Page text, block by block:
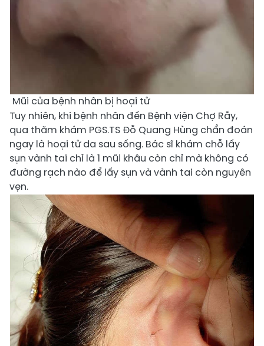
Mũi của bệnh nhân bị hoại tử
Tuy nhiên, khi bệnh nhân đến Bệnh viện Chợ Rẫy,
qua thăm khám PGS.TS Đỗ Quang Hùng chẩn đoán
ngay là hoại tử da sau sống. Bác sĩ khám chỗ lấy
sụn vành tai chỉ là 1 mũi khâu còn chỉ mà không có
đường rạch nào để lấy sụn và vành tai còn nguyên
vẹn.